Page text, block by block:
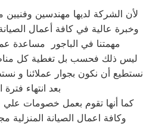
لأن الشركة لديها مهندسين
وخبرة عالية في كافة أعمال
مهمتنا في الباجور مساعدة
ليس ذلك فحسب بل تغطية كل مناطق
نستطيع أن نكون بجوار عملائنا و
بعد انتهاء
كما أنها تقوم بعمل خصومات علي
وكافة اعمال الصيانة المنزلية